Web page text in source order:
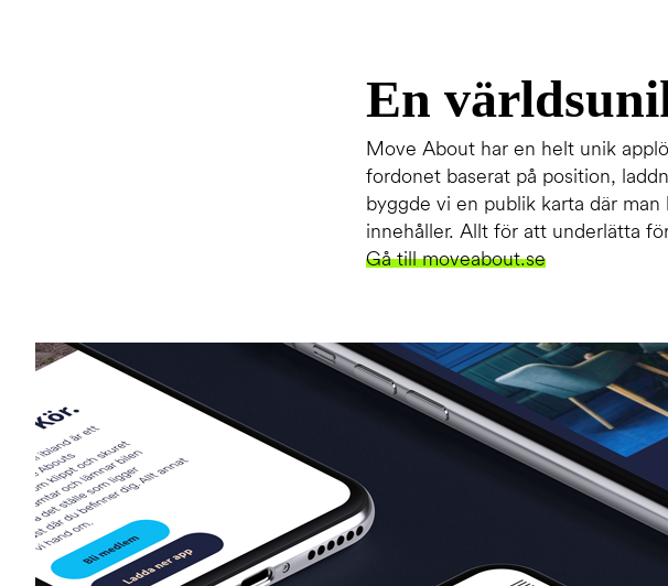
En
Move About har en helt unik
fordonet baserat på position,
byggde vi en publik karta där
innehåller. Allt för att underlätta
Gå till moveabout.se